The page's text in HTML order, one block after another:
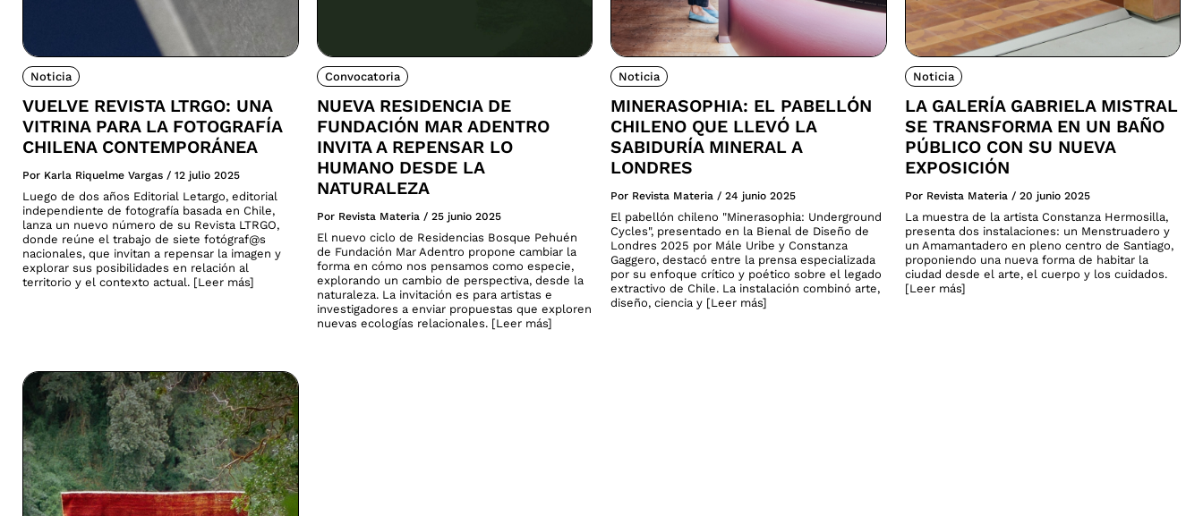
Noticia
VUELVE REVISTA LTRGO: UNA
VITRINA PARA LA FOTOGRAFÍA
CHILENA CONTEMPORÁNEA
Por Karla Riquelme Vargas / 12 julio 2025
Luego de dos años Editorial Letargo, editorial
independiente de fotografía basada en Chile,
lanza un nuevo número de su Revista LTRGO,
donde reúne el trabajo de siete fotógraf@s
nacionales, que invitan a repensar la imagen y
explorar sus posibilidades en relación al
territorio y el contexto actual. [Leer más]
Convocatoria
NUEVA RESIDENCIA DE
FUNDACIÓN MAR ADENTRO
INVITA A REPENSAR LO
HUMANO DESDE LA
NATURALEZA
Por Revista Materia / 25 junio 2025
El nuevo ciclo de Residencias Bosque Pehuén
de Fundación Mar Adentro propone cambiar la
forma en cómo nos pensamos como especie,
explorando un cambio de perspectiva, desde la
naturaleza. La invitación es para artistas e
investigadores a enviar propuestas que exploren
nuevas ecologías relacionales. [Leer más]
Noticia
MINERASOPHIA: EL PABELLÓN
CHILENO QUE LLEVÓ LA
SABIDURÍA MINERAL A
LONDRES
Por Revista Materia / 24 junio 2025
El pabellón chileno "Minerasophia: Underground
Cycles", presentado en la Bienal de Diseño de
Londres 2025 por Mále Uribe y Constanza
Gaggero, destacó entre la prensa especializada
por su enfoque crítico y poético sobre el legado
extractivo de Chile. La instalación combinó arte,
diseño, ciencia y [Leer más]
Noticia
LA GALERÍA GABRIELA MISTRAL
SE TRANSFORMA EN UN BAÑO
PÚBLICO CON SU NUEVA
EXPOSICIÓN
Por Revista Materia / 20 junio 2025
La muestra de la artista Constanza Hermosilla,
presenta dos instalaciones: un Menstruadero y
un Amamantadero en pleno centro de Santiago,
proponiendo una nueva forma de habitar la
ciudad desde el arte, el cuerpo y los cuidados.
[Leer más]